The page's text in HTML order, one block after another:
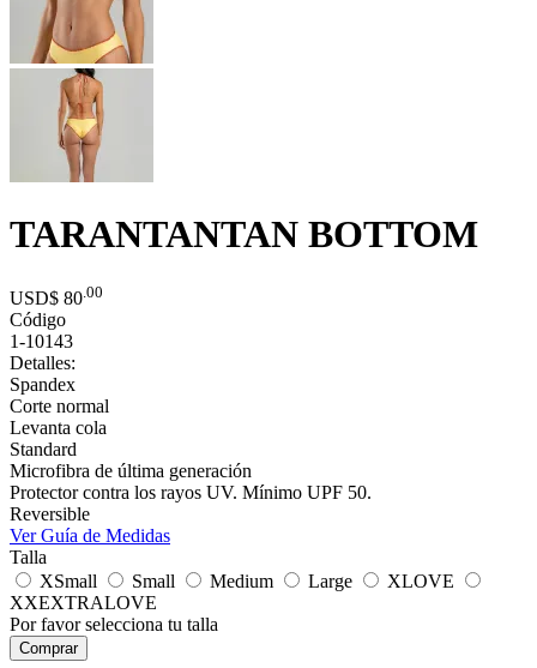
TARANTANTAN BOTTOM
USD$ 80 .00
Código
1-10143
Detalles:
Spandex
Corte normal
Levanta cola
Standard
Microfibra de última generación
Protector contra los rayos UV. Mínimo UPF 50.
Reversible
Ver Guía de Medidas
Talla
XSmall
Small Medium Large
XLOVE
XXEXTRALOVE
Por favor selecciona tu talla